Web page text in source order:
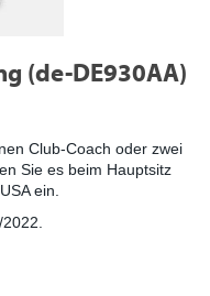
(de-DE930AA)
Club-Coach oder zwei
Sie es beim Hauptsitz
ein.